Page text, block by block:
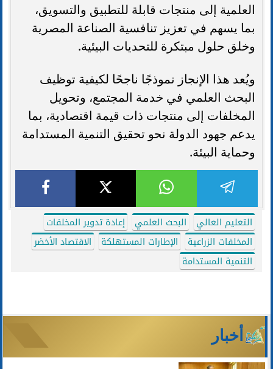
العلمية إلى منتجات قابلة للتطبيق والتسويق،
بما يسهم في تعزيز تنافسية الصناعة المصرية
وخلق حلول مبتكرة للتحديات البيئية.
ويُعد هذا الإنجاز نموذجًا ناجحًا لكيفية توظيف
البحث العلمي في خدمة المجتمع، وتحويل
المخلفات إلى منتجات ذات قيمة اقتصادية، بما
يدعم جهود الدولة نحو تحقيق التنمية المستدامة
وحماية البيئة.
التعليم العالي البحث العلمي
إعادة تدوير المخلفات
المخلفات الزراعية
الإطارات المستهلكة
الاقتصاد الأخضر
التنمية المستدامة
أخبار